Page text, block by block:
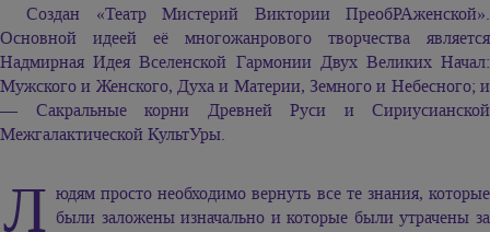
Создан «Театр Мистерий Виктории ПреобРАженской».
Основной идеей её многожанрового творчества является
Надмирная Идея Вселенской Гармонии Двух Великих Начал:
Мужского и Женского, Духа и Материи, Земного и Небесного; и
— Сакральные корни Древней Руси и Сириусианской
Межгалактической КультУры.
Л юдям просто необходимо вернуть все те знания, которые
были заложены изначально и которые были утрачены за